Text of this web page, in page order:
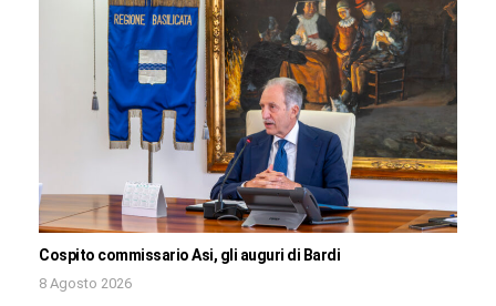
Cospito commissario Asi, gli auguri di Bardi
8 Agosto 2026